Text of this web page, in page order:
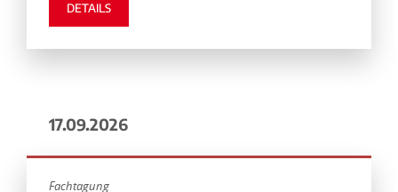
DETAILS
17.09.2026
Fachtagung